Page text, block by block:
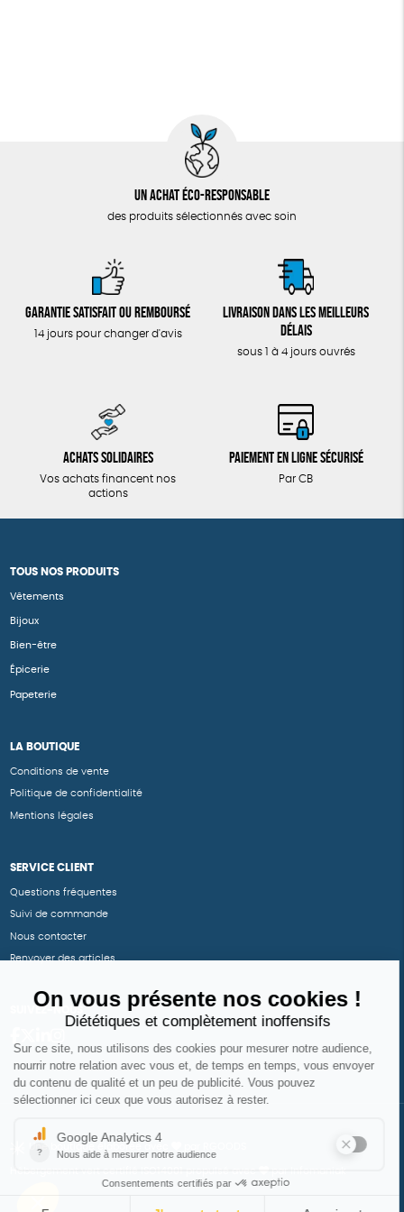
Un achat éco-responsable
des produits sélectionnés avec soin
Garantie satisfait ou remboursé
14 jours pour changer d'avis
Livraison dans les meilleurs
délais
sous 1 à 4 jours ouvrés
Achats solidaires
Vos achats financent nos
actions
Paiement en ligne sécurisé
Par CB
TOUS NOS PRODUITS
Vêtements
Bijoux
Bien-être
Épicerie
Papeterie
LA BOUTIQUE
Conditions de vente
Politique de confidentialité
Mentions légales
SERVICE CLIENT
Questions fréquentes
Suivi de commande
Nous contacter
Renvoyer des articles
SUIVEZ-NOUS
Une boutique élaborée avec